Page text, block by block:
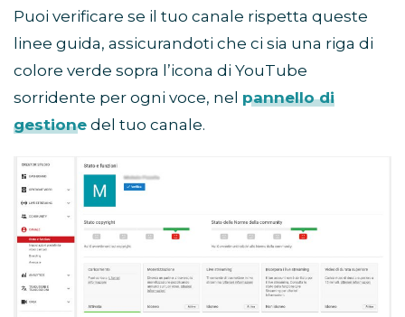
Puoi verificare se il tuo canale rispetta queste
linee guida, assicurandoti che ci sia una riga di
colore verde sopra l’icona di YouTube
sorridente per ogni voce, nel pannello di
gestione del tuo canale.